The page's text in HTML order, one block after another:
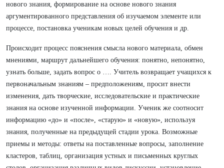
нового знания, формирование на основе нового знания
аргументированного представления об изучаемом элементе или
процессе, постановка ученикам новых целей обучения и др.
Происходит процесс пояснения смысла нового материала, обмен
мнениями, маршрут дальнейшего обучения: понятно, непонятно,
узнать больше, задать вопрос о …. Учитель возвращает учащихся к
первоначальным знаниям – предположениям, просит внести
изменения, дать творческие, исследовательские и практические
знания на основе изученной информации. Ученик же соотносит
информацию «до» и «после», «старую» и «новую», используя
знания, полученные на предыдущей стадии урока. Возможные
приемы и методы: ответы на поставленные вопросы, заполнение
кластеров, таблиц, организация устных и письменных круглых